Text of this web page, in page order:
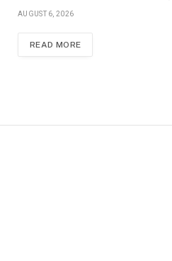
AUGUST 6, 2026
READ MORE